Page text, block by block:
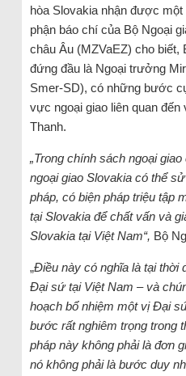
hòa Slovakia nhận được
phận báo chí của Bộ Ngoại
châu Âu (MZVaEZ) cho biết,
đứng đầu là Ngoại trưởng
Smer-SD), có những bước
vực ngoại giao liên quan đến
Thanh.
„Trong chính sách ngoại
ngoại giao Slovakia có thể
pháp, có biện pháp triệu tập
tại Slovakia để chất vấn và
Slovakia tại Việt Nam“, Bộ
„Điều này có nghĩa là tại thời
Đại sứ tại Việt Nam – và
hoạch bổ nhiệm một vị Đại
bước rất nghiêm trọng trong
pháp này không phải là đơn
nó không phải là bước duy